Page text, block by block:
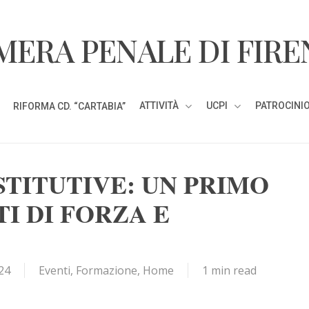
PENALE DI
RIFORMA CD. “CARTABIA” ATTIVITÀ UCPI
UN PRIMO
DI FORZA E
Eventi, Formazione, Home 1 min read